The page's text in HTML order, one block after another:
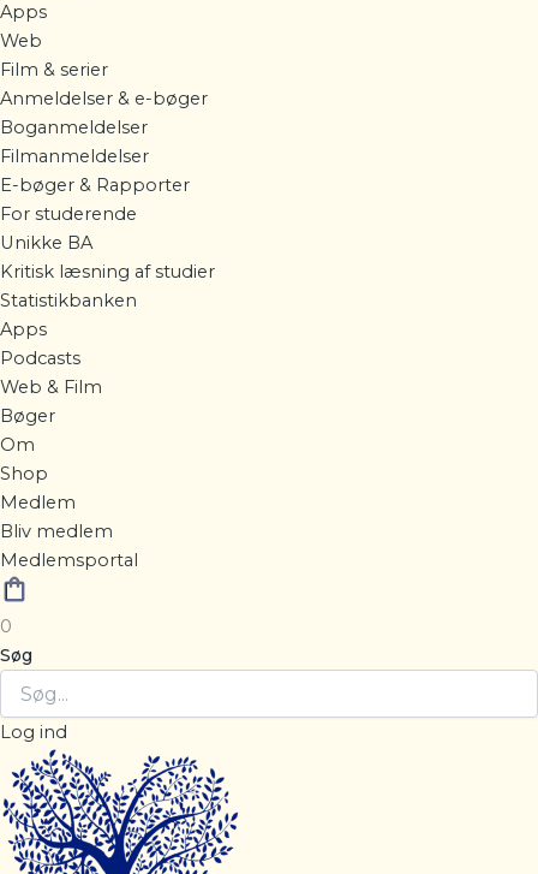
Apps
Web
Film & serier
Anmeldelser & e-bøger
Boganmeldelser
Filmanmeldelser
E-bøger & Rapporter
For studerende
Unikke BA
Kritisk læsning af studier
Statistikbanken
Apps
Podcasts
Web & Film
Bøger
Om
Shop
Medlem
Bliv medlem
Medlemsportal
0
Søg
Log ind